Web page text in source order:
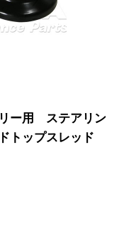
ー用 ステアリン
トップスレッド